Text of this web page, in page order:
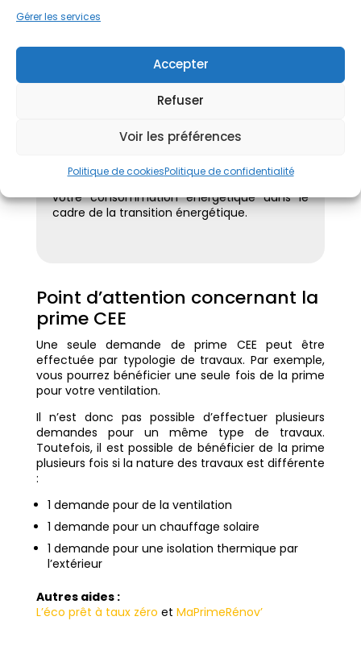
Gérer les services
Accepter
Refuser
Voir les préférences
Politique de cookiesPolitique de confidentialité
complexe.
Afin de vous assurer d’obtenir les aides à la
rénovation énergétique, Préservation du
complet et personnalisé à chacun de ses
clients. Notre service dédié s’occupe de
jusqu’à la réception de la prime.
Grâce à ce suivi, vous pouvez plus
facilement financer vos travaux et améliorer
votre consommation énergétique dans le
cadre de la transition énergétique.
Point d’attention concernant la
prime CEE
Une seule demande de prime CEE peut être
effectuée par typologie de travaux. Par exemple,
vous pourrez bénéficier une seule fois de la prime
pour votre ventilation.
Il n’est donc pas possible d’effectuer plusieurs
demandes pour un même type de travaux.
Toutefois, il est possible de bénéficier de la prime
plusieurs fois si la nature des travaux est différente
:
1 demande pour de la ventilation
1 demande pour un chauffage solaire
1 demande pour une isolation thermique par
l’extérieur
Autres aides :
L’éco prêt à taux zéro et MaPrimeRénov’